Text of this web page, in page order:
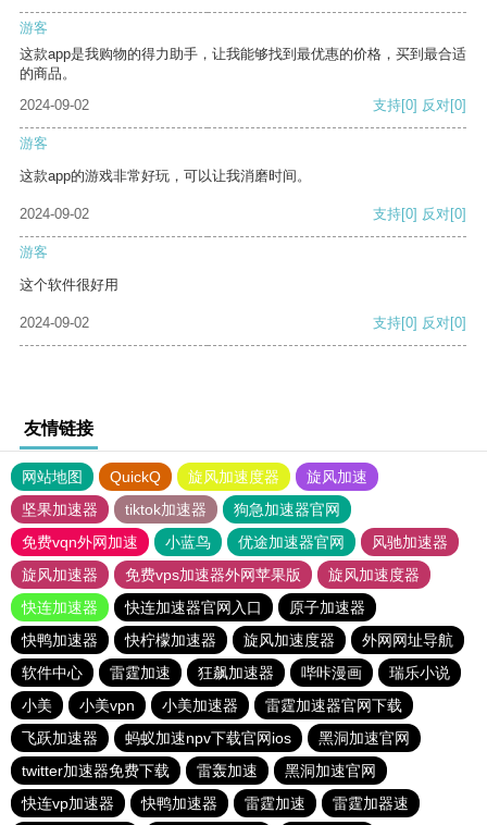
游客
这款app是我购物的得力助手，让我能够找到最优惠的价格，买到最合适
的商品。
2024-09-02
支持[0] 反对[0]
游客
这款app的游戏非常好玩，可以让我消磨时间。
2024-09-02 支持[0] 反对[0]
游客
这个软件很好用
2024-09-02 支持[0] 反对[0]
友情链接
网站地图 QuickQ 旋风加速度器
旋风加速
坚果加速器
tiktok加速器
狗急加速器官网
免费vqn外网加速
小蓝鸟 优途加速器官网
风驰加速器
旋风加速器
免费vps加速器外网苹果版
旋风加速度器
快连加速器
快连加速器官网入口
原子加速器
快鸭加速器
快柠檬加速器 旋风加速度器
外网网址导航
软件中心
雷霆加速 狂飙加速器 哔咔漫画
瑞乐小说
小美
小美vpn 小美加速器
雷霆加速器官网下载
飞跃加速器
蚂蚁加速npv下载官网ios
黑洞加速官网
twitter加速器免费下载
雷轰加速
黑洞加速官网
快连vp加速器
快鸭加速器 雷霆加速 雷霆加器速